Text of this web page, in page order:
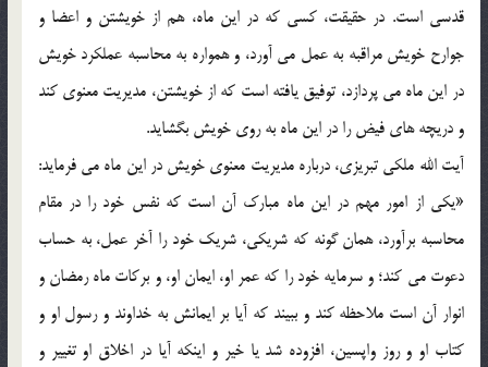
قدسي است. در حقيقت، كسي كه در اين ماه، هم از خویشتن و اعضا و
جوارح خويش مراقبه به عمل مي آورد، و همواره به محاسبه عملكرد خويش
در اين ماه مي پردازد، توفيق يافته است كه از خويشتن، مديريت معنوي كند
و دريچه هاي فيض را در اين ماه به روي خويش بگشايد.
آيت الله ملكي تبريزي، درباره مديريت معنوي خويش در اين ماه مي فرمايد:
«يكي از امور مهم در اين ماه مبارك آن است كه نفس خود را در مقام
محاسبه برآورد، همان گونه كه شريكي، شريك خود را آخر عمل، به حساب
دعوت مي كند؛ و سرمايه خود را كه عمر او، ايمان او، و بركات ماه رمضان و
انوار آن است ملاحظه كند و ببيند كه آيا بر ايمانش به خداوند و رسول او و
كتاب او و روز واپسين، افزوده شد يا خير و اينكه آيا در اخلاق او تغيير و